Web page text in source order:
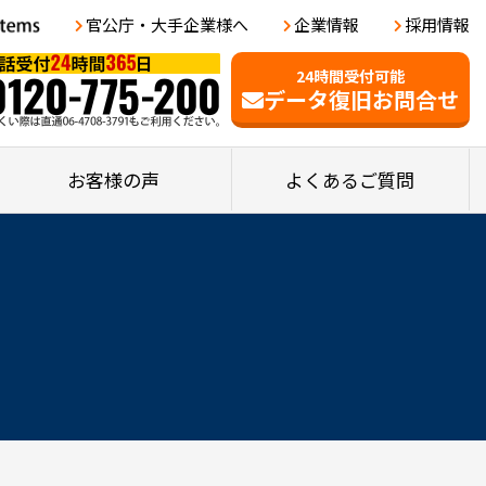
官公庁・大手企業様へ 企業情報 採用情報
24時間受付可能
データ復旧お問合せ
お客様の声 よくあるご質問